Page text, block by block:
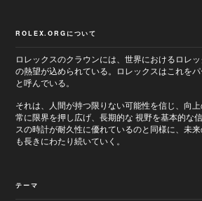
ROLEX.ORGについて
ロレックスのクラウンには、世界におけるロレ
の熱望が込められている。ロレックスはこれを
と呼んでいる。
それは、人間が持つ限りない可能性を信じ、向上
常に限界を押し広げ、長期的な 視野を基本的な
スの時計が耐久性に優れているのと同様に、未
も長きにわたり続いていく。
テーマ